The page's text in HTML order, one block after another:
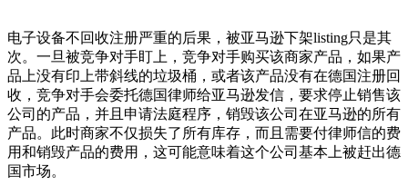
电子设备不回收注册严重的后果，被亚马逊下架listing只是其
次。一旦被竞争对手盯上，竞争对手购买该商家产品，如果产
品上没有印上带斜线的垃圾桶，或者该产品没有在德国注册回
收，竞争对手会委托德国律师给亚马逊发信，要求停止销售该
公司的产品，并且申请法庭程序，销毁该公司在亚马逊的所有
产品。此时商家不仅损失了所有库存，而且需要付律师信的费
用和销毁产品的费用，这可能意味着这个公司基本上被赶出德
国市场。